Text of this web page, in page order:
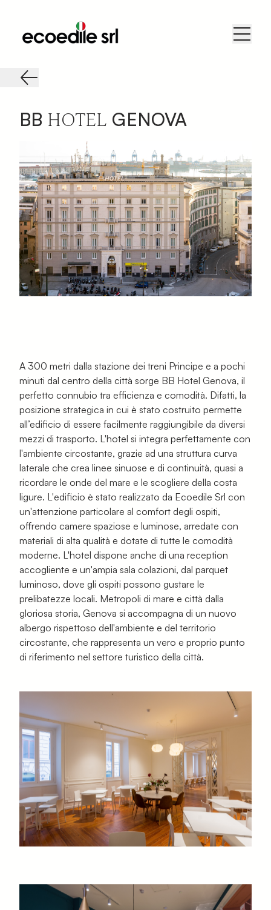
BB HOTEL GENOVA
A 300 metri dalla stazione dei treni Principe e a pochi
minuti dal centro della città sorge BB Hotel Genova, il
perfetto connubio tra efficienza e comodità. Difatti, la
posizione strategica in cui è stato costruito permette
all’edificio di essere facilmente raggiungibile da diversi
mezzi di trasporto. L'hotel si integra perfettamente con
l'ambiente circostante, grazie ad una struttura curva
laterale che crea linee sinuose e di continuità, quasi a
ricordare le onde del mare e le scogliere della costa
ligure. L'edificio è stato realizzato da Ecoedile Srl con
un'attenzione particolare al comfort degli ospiti,
offrendo camere spaziose e luminose, arredate con
materiali di alta qualità e dotate di tutte le comodità
moderne. L'hotel dispone anche di una reception
accogliente e un'ampia sala colazioni, dal parquet
luminoso, dove gli ospiti possono gustare le
prelibatezze locali. Metropoli di mare e città dalla
gloriosa storia, Genova si accompagna di un nuovo
albergo rispettoso dell'ambiente e del territorio
circostante, che rappresenta un vero e proprio punto
di riferimento nel settore turistico della città.